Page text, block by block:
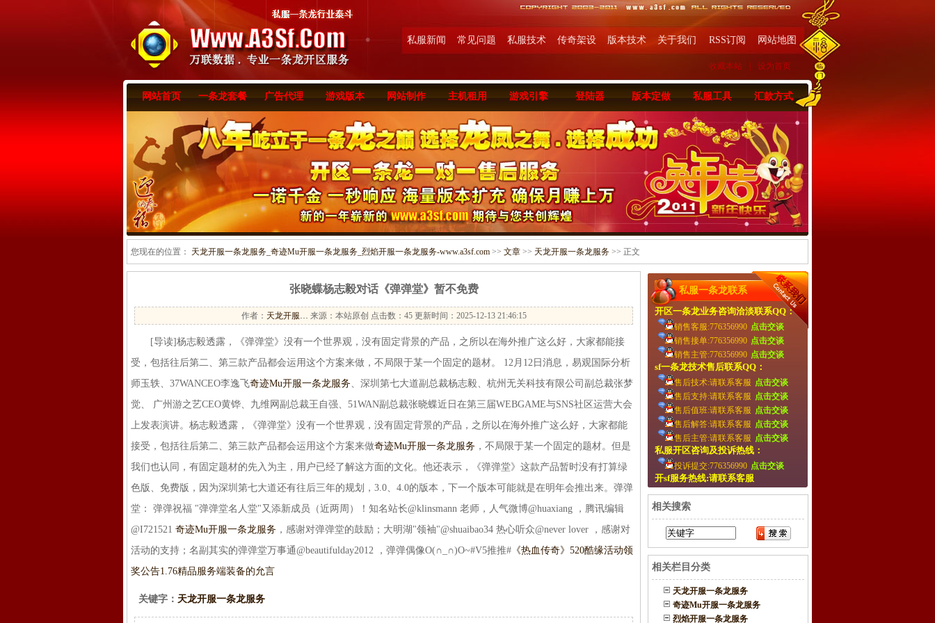
私服新闻 常见问题 私服技术 传奇架设 版本技术 关于我们 RSS订阅 网站地图
收藏本站 设为首页
网站首页 一条龙套餐 广告代理 游戏版本 网站制作 主机租用 游戏引擎 登陆器 版本定做 私服工具 汇款方式
您现在的位置： 天龙开服一条龙服务_奇迹Mu开服一条龙服务_烈焰开服一条龙服务-www.a3sf.com >> 文章 >> 天龙开服一条龙服务 >> 正文
张晓蝶杨志毅对话《弹弹堂》暂不免费
作者： 天龙开服… 来源：本站原创 点击数： 45 更新时间：2025-12-13 21:46:15
[导读]杨志毅透露，《弹弹堂》没有一个世界观，没有固定背景的产品，之所以在海外推广这么好，大家都能接
受，包括往后第二、第三款产品都会运用这个方案来做，不局限于某一个固定的题材。 12月12日消息，易观国际分析
师玉轶、37WANCEO李逸飞奇迹Mu开服一条龙服务、深圳第七大道副总裁杨志毅、杭州无关科技有限公司副总裁张梦
觉、 广州游之艺CEO黄铧、九维网副总裁王自强、51WAN副总裁张晓蝶近日在第三届WEBGAME与SNS社区运营大会
上发表演讲。杨志毅透露，《弹弹堂》没有一个世界观，没有固定背景的产品，之所以在海外推广这么好，大家都能
接受，包括往后第二、第三款产品都会运用这个方案来做奇迹Mu开服一条龙服务 ，不局限于某一个固定的题材。但是
我们也认同，有固定题材的先入为主，用户已经了解这方面的文化。他还表示，《弹弹堂》这款产品暂时没有打算绿
色版、免费版，因为深圳第七大道还有往后三年的规划，3.0、4.0的版本，下一个版本可能就是在明年会推出来。弹弹
堂： 弹弹祝福 "弹弹堂名人堂"又添新成员（近两周）！知名站长@klinsmann 老师，人气微博@huaxiang ，腾讯编辑
@I721521 奇迹Mu开服一条龙服务 ，感谢对弹弹堂的鼓励；大明湖"领袖"@shuaibao34 热心听众@never lover ，感谢对
活动的支持；名副其实的弹弹堂万事通@beautifulday2012 ，弹弹偶像O(∩_∩)O~#V5推推# 《热血传奇》520酷缘活动领
奖公告1.76精品服务端装备的允言
关键字： 天龙开服一条龙服务
私服一条龙联系
开区一条龙业务咨询洽淡联系QQ：
销售客服:776356990 点击交谈
销售接单:776356990 点击交谈
销售主管:776356990 点击交谈
sf一条龙技术售后联系QQ：
售后技术:请联系客服 点击交谈
售后支持:请联系客服 点击交谈
售后值班:请联系客服 点击交谈
售后解答:请联系客服 点击交谈
售后主管:请联系客服 点击交谈
私服开区咨询及投诉热线：
投诉提交:776356990 点击交谈
开sf服务热线:请联系客服
相关搜索
相关栏目分类
天龙开服一条龙服务
奇迹Mu开服一条龙服务
烈焰开服一条龙服务